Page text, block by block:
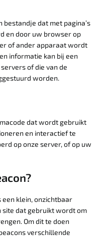
bestandje dat met pagina’s
en door uw browser op
of ander apparaat wordt
informatie kan bij een
of die van de
worden.
dat wordt gebruikt
en interactief te
op onze server, of op uw
een klein, onzichtbaar
site dat gebruikt wordt om
Om dit te doen
verschillende